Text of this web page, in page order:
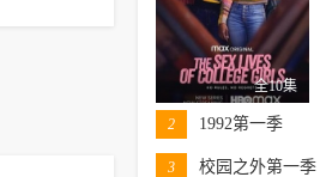
全10集
2 1992第一季
3 校园之外第一季